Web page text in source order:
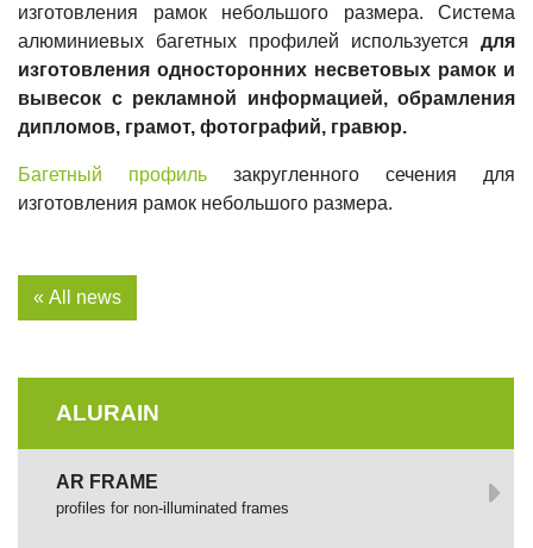
изготовления рамок небольшого размера. Cистема
алюминиевых багетных профилей используется для
изготовления односторонних несветовых рамок и
вывесок с рекламной информацией, обрамления
дипломов, грамот, фотографий, гравюр.
Багетный профиль закругленного сечения для
изготовления рамок небольшого размера.
« All news
ALURAIN
AR FRAME
profiles for non-illuminated frames